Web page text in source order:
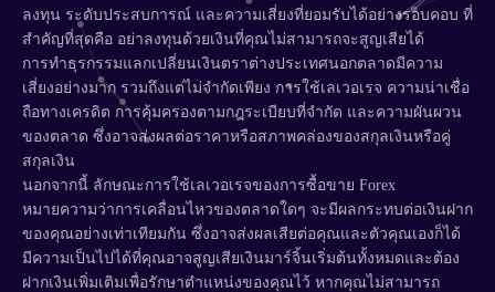
ลงทุน ระดับประสบการณ์ และความเสี่ยงที่ยอมรับได้อย่างรอบคอบ ที่
สำคัญที่สุดคือ อย่าลงทุนด้วยเงินที่คุณไม่สามารถจะสูญเสียได้
การทำธุรกรรมแลกเปลี่ยนเงินตราต่างประเทศนอกตลาดมีความ
เสี่ยงอย่างมาก รวมถึงแต่ไม่จำกัดเพียง การใช้เลเวอเรจ ความน่าเชื่อ
ถือทางเครดิต การคุ้มครองตามกฎระเบียบที่จำกัด และความผันผวน
ของตลาด ซึ่งอาจส่งผลต่อราคาหรือสภาพคล่องของสกุลเงินหรือคู่
สกุลเงิน
นอกจากนี้ ลักษณะการใช้เลเวอเรจของการซื้อขาย Forex
หมายความว่าการเคลื่อนไหวของตลาดใดๆ จะมีผลกระทบต่อเงินฝาก
ของคุณอย่างเท่าเทียมกัน ซึ่งอาจส่งผลเสียต่อคุณและตัวคุณเองก็ได้
มีความเป็นไปได้ที่คุณอาจสูญเสียเงินมาร์จิ้นเริ่มต้นทั้งหมดและต้อง
ฝากเงินเพิ่มเติมเพื่อรักษาตำแหน่งของคุณไว้ หากคุณไม่สามารถ